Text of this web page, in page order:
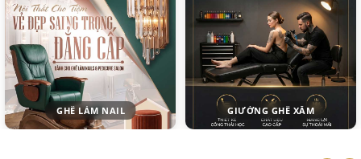
GHẾ LÀM NAIL GIƯỜNG GHẾ XĂM